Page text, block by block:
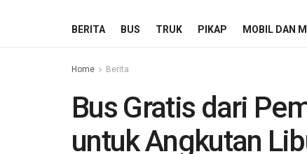
BERITA BUS TRUK PIKAP MOBIL DAN
Home Berita
Bus Gratis dari
untuk Angkutan